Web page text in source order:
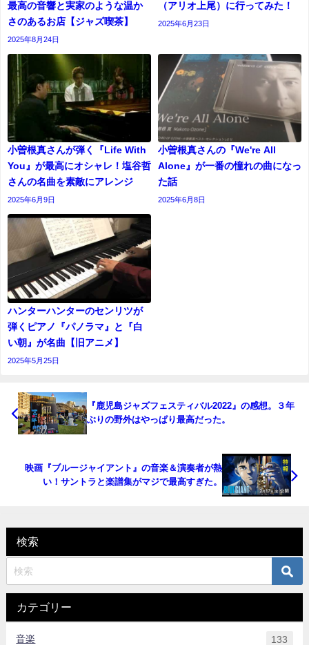
最高の音響と実家のような温か
さのあるお店【ジャズ喫茶】
2025年8月24日
（アリオ上尾）に行ってみた！
2025年6月23日
小曽根真さんが弾く『Life With
You』が最高にオシャレ！塩谷哲
さんの名曲を素敵にアレンジ
2025年6月9日
小曽根真さんの『We're All
Alone』が一番の憧れの曲になっ
た話
2025年6月8日
ハンターハンターのセンリツが
弾くピアノ『パノラマ』と『白
い朝』が名曲【旧アニメ】
2025年5月25日
『鹿児島ジャズフェスティバル2022』の感想。３年
ぶりの野外はやっぱり最高だった。
映画『ブルージャイアント』の音楽＆演奏者が熱
い！サントラと楽譜集がマジで最高すぎた。
検索
カテゴリー
音楽 133